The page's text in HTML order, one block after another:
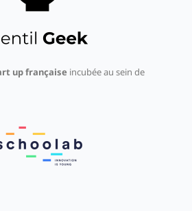
up française incubée au sein de